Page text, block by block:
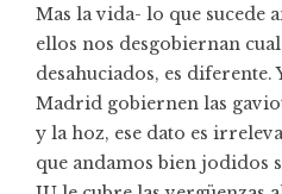
Mas la vida- lo que sucede
ellos nos desgobiernan
desahuciados, es diferente.
Madrid gobiernen las
y la hoz, ese dato es
que andamos bien jodidos